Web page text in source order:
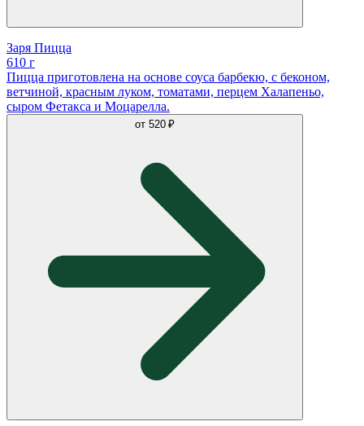
Заря Пицца
610 г
Пицца приготовлена на основе соуса барбекю, с беконом,
ветчиной, красным луком, томатами, перцем Халапеньо,
сыром Фетакса и Моцарелла.
от 520 ₽